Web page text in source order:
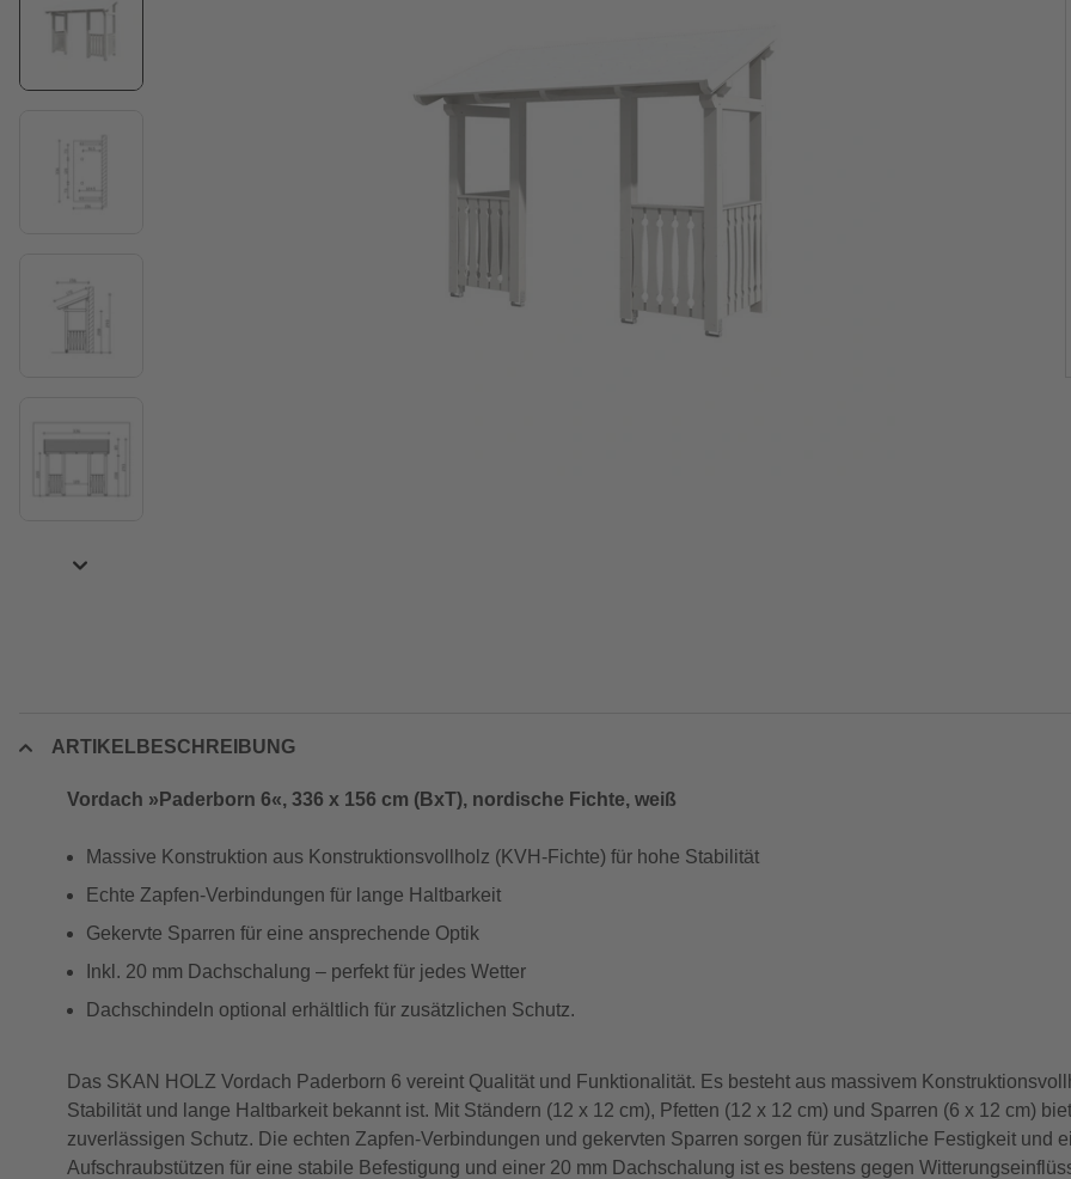
ARTIKELBESCHREIBUNG
Vordach »Paderborn 6«, 336 x 156 cm (BxT), nordische Fichte, weiß
Massive Konstruktion aus Konstruktionsvollholz (KVH-Fichte) für hohe Stabilität
Echte Zapfen-Verbindungen für lange Haltbarkeit
Gekervte Sparren für eine ansprechende Optik
Inkl. 20 mm Dachschalung – perfekt für jedes Wetter
Dachschindeln optional erhältlich für zusätzlichen Schutz.
Das SKAN HOLZ Vordach Paderborn 6 vereint Qualität und Funktionalität. Es besteht aus massivem
Stabilität und lange Haltbarkeit bekannt ist. Mit Ständern (12 x 12 cm), Pfetten (12 x 12 cm) und Sparren (6 x 12 cm)
zuverlässigen Schutz. Die echten Zapfen-Verbindungen und gekervten Sparren sorgen für zusätzliche Festigkeit und
Aufschraubstützen für eine stabile Befestigung und einer 20 mm Dachschalung ist es bestens gegen